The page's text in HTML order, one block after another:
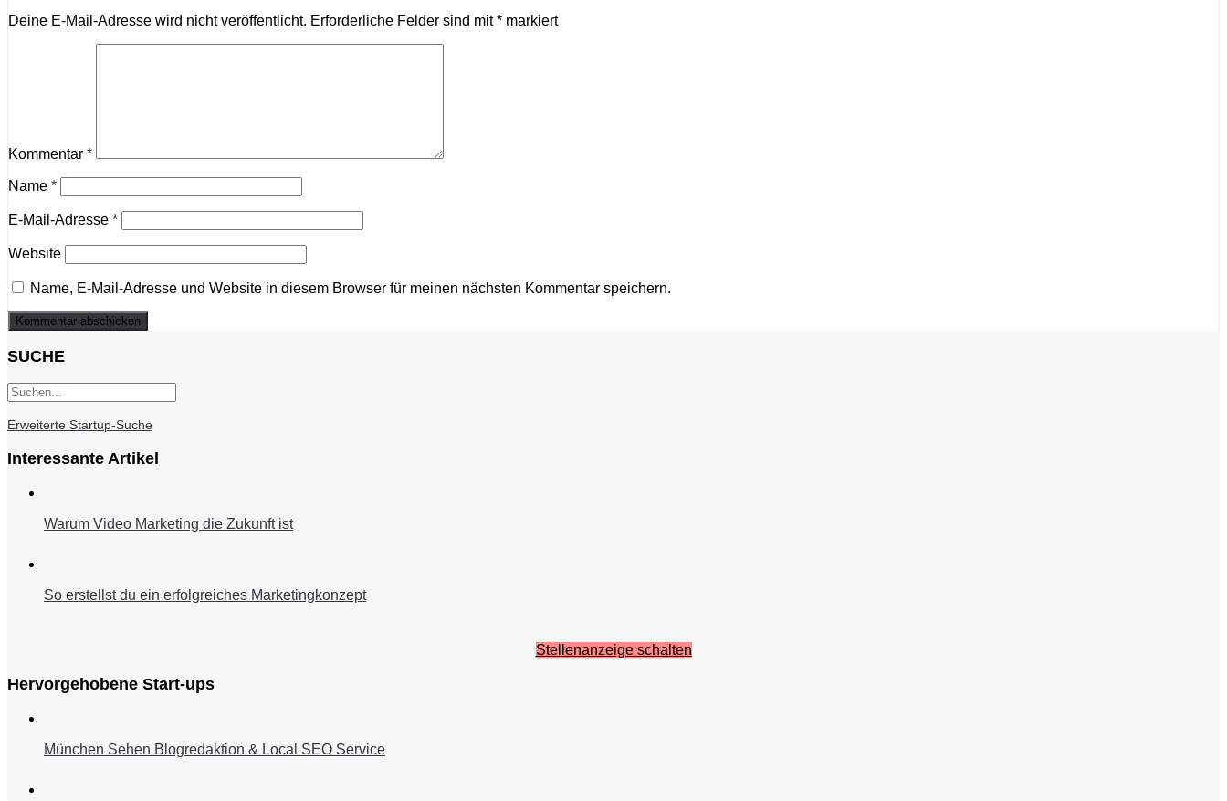
Deine E-Mail-Adresse wird nicht veröffentlicht. Erforderliche Felder sind mit* markiert
Kommentar *
Name *
E-Mail-Adresse *
Website
Name, E-Mail-Adresse und Website in diesem Browser für meinen nächsten Kommentar speichern.
SUCHE
Erweiterte Startup-Suche
Interessante Artikel
Warum Video Marketing die Zukunft ist
So erstellst du ein erfolgreiches Marketingkonzept
Stellenanzeige schalten
Hervorgehobene Start-ups
München Sehen Blogredaktion & Local SEO Service